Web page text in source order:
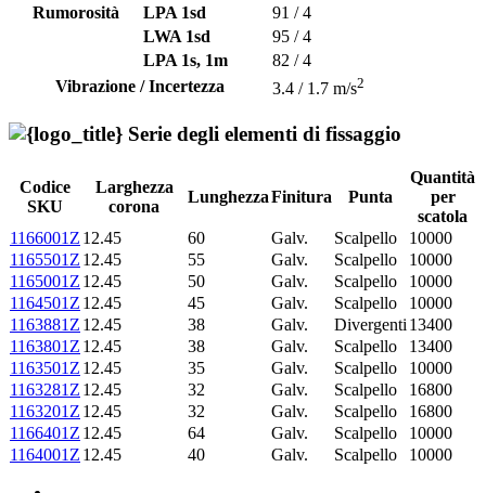
Rumorosità
LPA 1sd
91 / 4
LWA 1sd
95 / 4
LPA 1s, 1m
82 / 4
Vibrazione / Incertezza
3.4 / 1.7 m/s2
Serie degli elementi di fissaggio
Codice
SKU
Larghezza
corona
LunghezzaFinitura Punta
Quantità
per
scatola
1166001Z 12.45 60 Galv. Scalpello
10000
1165501Z 12.45 55 Galv. Scalpello
10000
1165001Z 12.45 50 Galv. Scalpello
10000
1164501Z 12.45 45 Galv. Scalpello
10000
1163881Z 12.45 38 Galv. Divergenti 13400
1163801Z 12.45 38 Galv. Scalpello
13400
1163501Z 12.45 35 Galv. Scalpello
10000
1163281Z 12.45 32 Galv. Scalpello
16800
1163201Z 12.45 32 Galv. Scalpello
16800
1166401Z 12.45 64 Galv. Scalpello
10000
1164001Z 12.45 40 Galv. Scalpello 10000